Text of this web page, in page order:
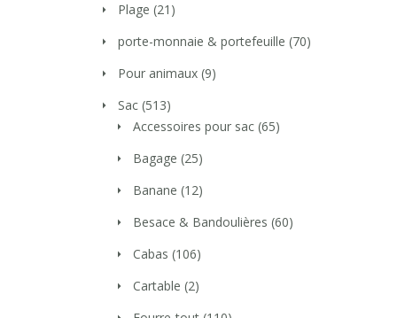
Plage (21)
porte-monnaie & portefeuille (70)
Pour animaux (9)
Sac (513)
Accessoires pour sac (65)
Bagage (25)
Banane (12)
Besace & Bandoulières (60)
Cabas (106)
Cartable (2)